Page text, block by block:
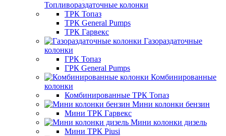
Топливораздаточные колонки
ТРК Топаз
ТРК General Pumps
ТРК Гарвекс
Газораздаточные
колонки
ГРК Топаз
ГРК General Pumps
Комбинированные
колонки
Комбинированные ТРК Топаз
Мини колонки бензин
Мини ТРК Гарвекс
Мини колонки дизель
Мини ТРК Piusi